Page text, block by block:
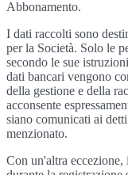
Abbonamento.
I dati raccolti sono
per la Società. Solo le
secondo le sue
dati bancari vengono
della gestione e della
acconsente
siano comunicati ai
menzionato.
Con un'altra eccezione,